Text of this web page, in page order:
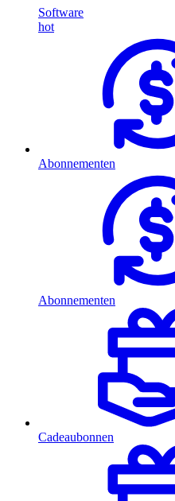
Software
hot
Abonnementen
Abonnementen
Cadeaubonnen